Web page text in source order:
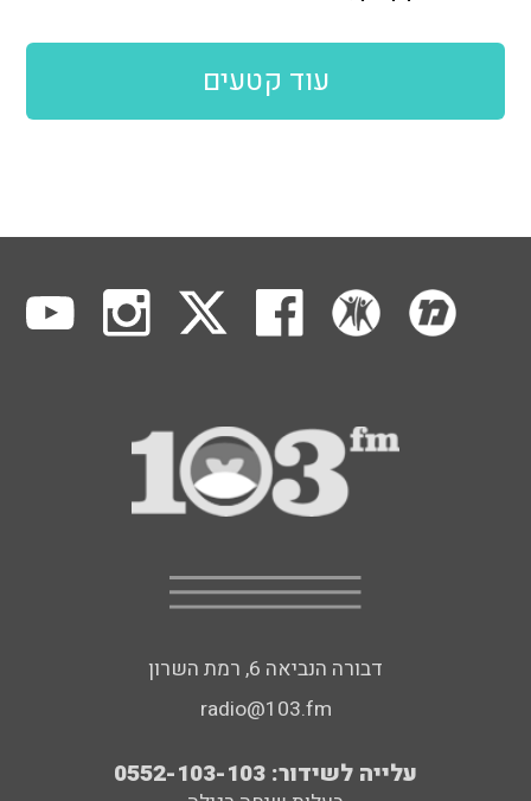
עוד קטעים
דבורה הנביאה 6, רמת השרון
radio@103.fm
עלייה לשידור: 0552-103-103